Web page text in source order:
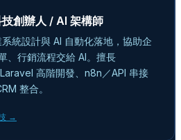
技創辦人 / AI 架構師
統設計與 AI 自動化落地，協助企
、行銷流程交給 AI。擅長
高階開發、n8n／API 串接
整合。
→